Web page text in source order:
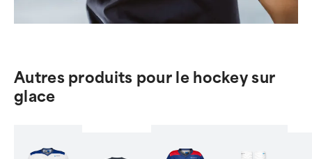
Autres produits pour le hockey sur
glace